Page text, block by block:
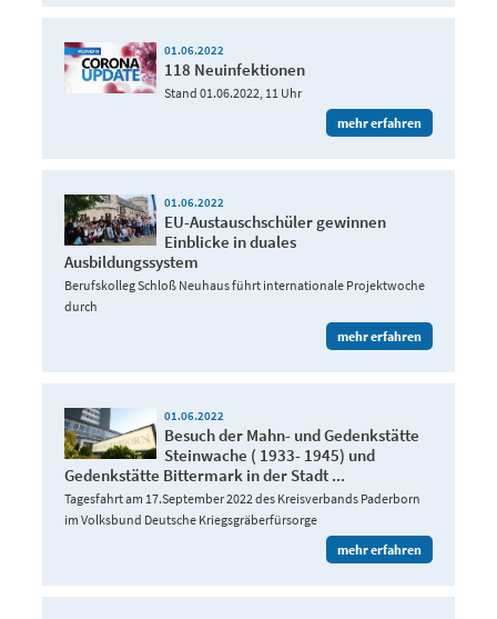
01.06.2022
118 Neuinfektionen
Stand 01.06.2022, 11 Uhr
mehr erfahren
01.06.2022
EU-Austauschschüler gewinnen
Einblicke in duales
Ausbildungssystem
Berufskolleg Schloß Neuhaus führt internationale Projektwoche
durch
mehr erfahren
01.06.2022
Besuch der Mahn- und Gedenkstätte
Steinwache ( 1933- 1945) und
Gedenkstätte Bittermark in der Stadt ...
Tagesfahrt am 17.September 2022 des Kreisverbands Paderborn
im Volksbund Deutsche Kriegsgräberfürsorge
mehr erfahren